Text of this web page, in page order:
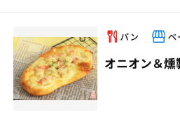
オニオン＆